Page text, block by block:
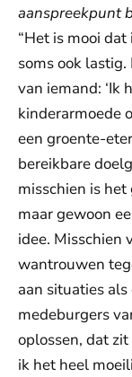
aanspreekpunt
“Het is mooi
soms ook
van iemand: ‘Ik
kinderarmoede
een groente-
bereikbare
misschien is
maar gewoon
idee. Misschien
wantrouwen
aan situaties
medeburgers
oplossen, dat
ik het heel